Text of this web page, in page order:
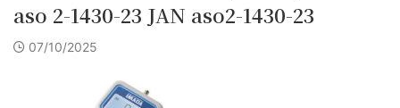
aso 2-1430-23 JAN aso2-1430-23
07/10/2025